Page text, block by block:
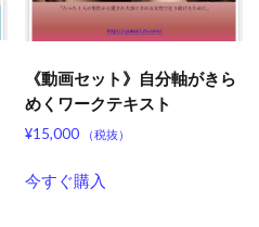
《動画セット》自分軸がきら
めくワークテキスト
¥15,000 （税抜）
今すぐ購入